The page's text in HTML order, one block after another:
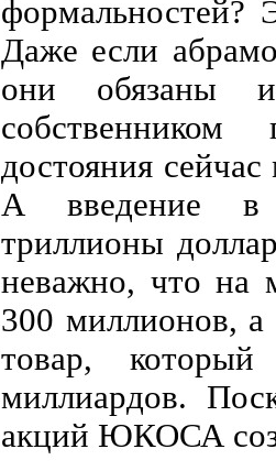
Даже если
они обязаны
собственником
достояния
А введение в
триллионы
неважно, что на
300 миллионов, а
товар,
миллиардов.
акций ЮКОСА